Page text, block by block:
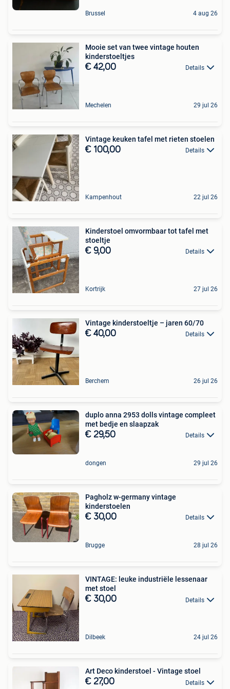
Brussel 4 aug 26
Mooie set van twee vintage houten
kinderstoeltjes
€ 42,00 Details
Mechelen 29 jul 26
Vintage keuken tafel met rieten stoelen
€ 100,00 Details
Kampenhout 22 jul 26
Kinderstoel omvormbaar tot tafel met
stoeltje
€ 9,00 Details
Kortrijk 27 jul 26
Vintage kinderstoeltje – jaren 60/70
€ 40,00 Details
Berchem 26 jul 26
duplo anna 2953 dolls vintage compleet
met bedje en slaapzak
€ 29,50 Details
dongen 29 jul 26
Pagholz w-germany vintage
kinderstoelen
€ 30,00 Details
Brugge 28 jul 26
VINTAGE: leuke industriële lessenaar
met stoel
€ 30,00 Details
Dilbeek 24 jul 26
Art Deco kinderstoel - Vintage stoel
€ 27,00 Details